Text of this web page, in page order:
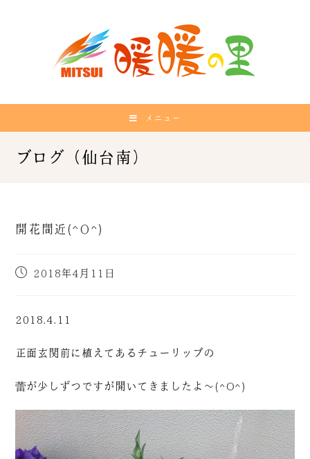
メニュー
開花間近(^O^)
2018年4月11日
2018.4.11
正面玄関前に植えてあるチューリップの
蕾が少しずつですが開いてきましたよ～(^O^)